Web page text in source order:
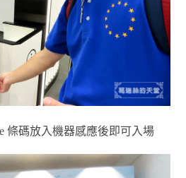
條碼放入機器感應後即可入場